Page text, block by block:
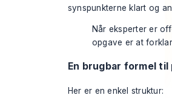
synspunkterne klart og
Når eksperter er
opgave er at
En brugbar formel til
Her er en enkel struktur: